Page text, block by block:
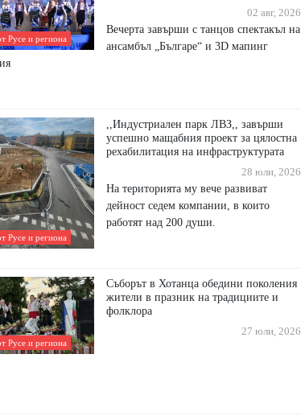
Русе и региона
02 авг, 2026
Вечерта завърши с танцов спектакъл на
ансамбъл „Българе“ и 3D мапинг
Русе и региона
,,Индустриален парк ЛВЗ,, завърши
успешно мащабния проект за цялостна
рехабилитация на инфраструктурата
28 юли, 2026
На територията му вече развиват
дейност седем компании, в които
работят над 200 души.
Русе и региона
Съборът в Хотанца обедини поколения
жители в празник на традициите и
фолклора
27 юли, 2026